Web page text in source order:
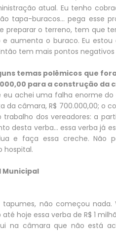
atual. Eu tenho
tapa-buracos... pega esse
preparar o terreno, tem que
aumenta o buraco. Eu
tem mais pontos negativos
temas polêmicos que
para a construção da
achei uma falha enorme do
da câmara, R$ 700.000,00; o
trabalho dos vereadores: a
desta verba... essa verba já
e faça essa creche. Não
hospital.
Municipal
não começou nada.
hoje essa verba de R$ 1
na câmara que não está